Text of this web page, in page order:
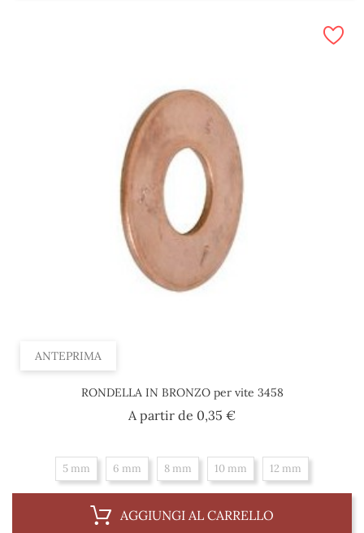
ANTEPRIMA
RONDELLA IN BRONZO per vite 3458
A partir de 0,35 €Prezzo
5 mm 6 mm 8 mm 10 mm 12 mm
AGGIUNGI AL CARRELLO